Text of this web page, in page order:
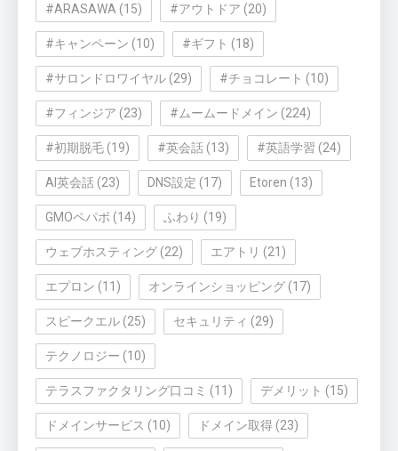
#ARASAWA (15) #アウトドア (20)
#キャンペーン (10) #ギフト (18)
#サロンドロワイヤル (29) #チョコレート (10)
#フィンジア (23) #ムームードメイン (224)
#初期脱毛 (19) #英会話 (13) #英語学習 (24)
AI英会話 (23) DNS設定 (17) Etoren (13)
GMOペパボ (14) ふわり (19)
ウェブホスティング (22) エアトリ (21)
エプロン (11) オンラインショッピング (17)
スピークエル (25) セキュリティ (29)
テクノロジー (10)
テラスファクタリング口コミ (11) デメリット (15)
ドメインサービス (10) ドメイン取得 (23)